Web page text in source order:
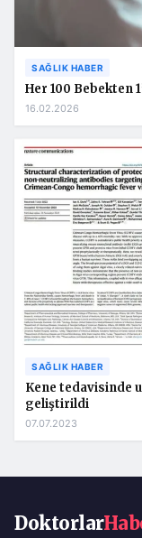
SAĞLIK HABER
Her 100 Bebekten
16.02.2026
SAĞLIK HABER
Kene tedavisinde
geliştirildi
07.07.2023
Doktorlar